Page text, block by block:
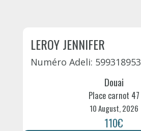
LEROY JENNIFER
Numéro Adeli: 599318953
Douai
Place carnot 47
10 August, 2026
110€